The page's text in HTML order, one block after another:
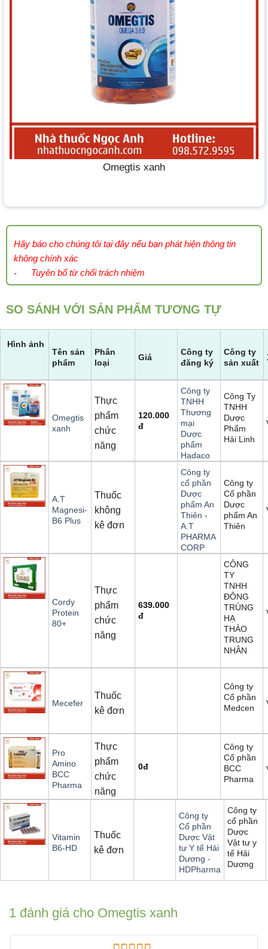
Omegtis xanh
Hãy báo cho chúng tôi tại đây nếu bạn phát hiện thông tin
không chính xác
- Tuyên bố từ chối trách nhiệm
SO SÁNH VỚI SẢN PHẨM TƯƠNG TỰ
Hình ảnh
Tên sản
phẩm
Phân
loại
Giá
Công ty
đăng ký
Công ty
sản xuất
Omegtis
xanh
Thực
phẩm
chức
năng
120.000
đ
Công ty
TNHH
Thương
mại
Dược
phẩm
Hadaco
Công Ty
TNHH
Dược
Phẩm
Hải Linh
A.T
Magnesi-
B6 Plus
Thuốc
không
kê đơn
Công ty
cổ phần
Dược
phẩm An
Thiên -
A.T
PHARMA
CORP
Công ty
Cổ phần
Dược
phẩm An
Thiên
Cordy
Protein
80+
Thực
phẩm
chức
năng
639.000
đ
CÔNG
TY
TNHH
ĐÔNG
TRÙNG
HẠ
THẢO
TRUNG
NHÂN
Mecefer
Thuốc
kê đơn
Công ty
Cổ phần
Medcen
Pro
Amino
BCC
Pharma
Thực
phẩm
chức
năng
0đ
Công ty
Cổ phần
BCC
Pharma
Vitamin
B6-HD
Thuốc
kê đơn
Công ty
Cổ phần
Dược Vật
tư Y tế Hải
Dương -
HDPharma
Công ty
cổ phần
Dược
Vật tư y
tế Hải
Dương
1 đánh giá cho Omegtis xanh